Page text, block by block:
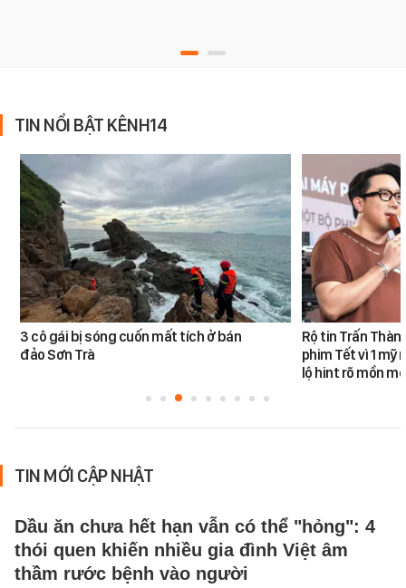
TIN NỔI BẬT KÊNH14
3 cô gái bị sóng cuốn mất tích ở bán
đảo Sơn Trà
Rộ tin Trấn
phim Tết vì 1 mỹ
lộ hint rõ mồn
TIN MỚI CẬP NHẬT
Dầu ăn chưa hết hạn vẫn có thể "hỏng": 4
thói quen khiến nhiều gia đình Việt âm
thầm rước bệnh vào người